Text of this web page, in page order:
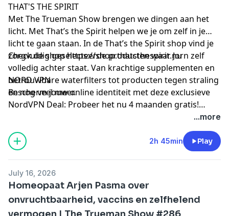
THAT'S THE SPIRIT
Met The Trueman Show brengen we dingen aan het
licht. Met That’s the Spirit helpen we je om zelf in je
licht te gaan staan. In de That’s the Spirit shop vind je
zorgvuldig geselecteerde producten waar Jorn zelf
volledig achter staat. Van krachtige supplementen en
betrouwbare waterfilters tot producten tegen straling
en nog veel meer.
Check de shophttps://shop.thatsthespirit.nu
NORD VPN
Bescherm jouw online identiteit met deze exclusieve
NordVPN Deal: Probeer het nu 4 maanden gratis!
https://nordvpn.com/truemanshow...more
2h 45min Play
July 16, 2026
Homeopaat Arjen Pasma over
onvruchtbaarheid, vaccins en zelfhelend